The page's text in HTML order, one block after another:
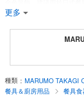
外層是巨大的黑色背景，
它時都能享受到表情的變
奢華的光芒。設計融合了
饋贈海外客戶的禮品和饋贈
更多
種類 : MARUMO TAKAGI
餐具＆廚房用品
餐具